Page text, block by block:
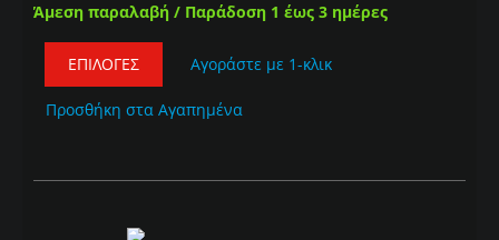
Άμεση παραλαβή / Παράδοση 1 έως 3 ημέρες
ΕΠΙΛΟΓΈΣ Αγοράστε με 1-κλικ
Προσθήκη στα Αγαπημένα